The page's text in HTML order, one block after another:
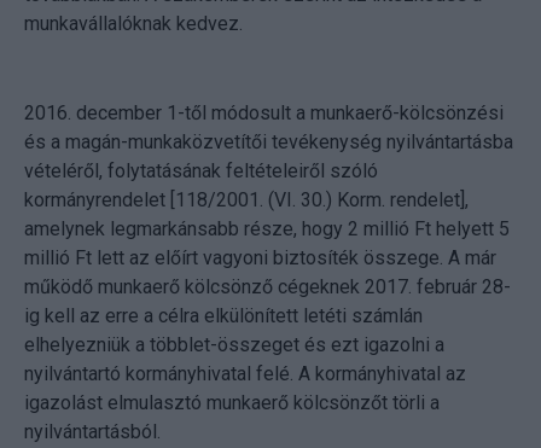
munkavállalóknak kedvez.
2016. december 1-től módosult a munkaerő-kölcsönzési
és a magán-munkaközvetítői tevékenység nyilvántartásba
vételéről, folytatásának feltételeiről szóló
kormányrendelet [118/2001. (VI. 30.) Korm. rendelet],
amelynek legmarkánsabb része, hogy 2 millió Ft helyett 5
millió Ft lett az előírt vagyoni biztosíték összege. A már
működő munkaerő kölcsönző cégeknek 2017. február 28-
ig kell az erre a célra elkülönített letéti számlán
elhelyezniük a többlet-összeget és ezt igazolni a
nyilvántartó kormányhivatal felé. A kormányhivatal az
igazolást elmulasztó munkaerő kölcsönzőt törli a
nyilvántartásból.